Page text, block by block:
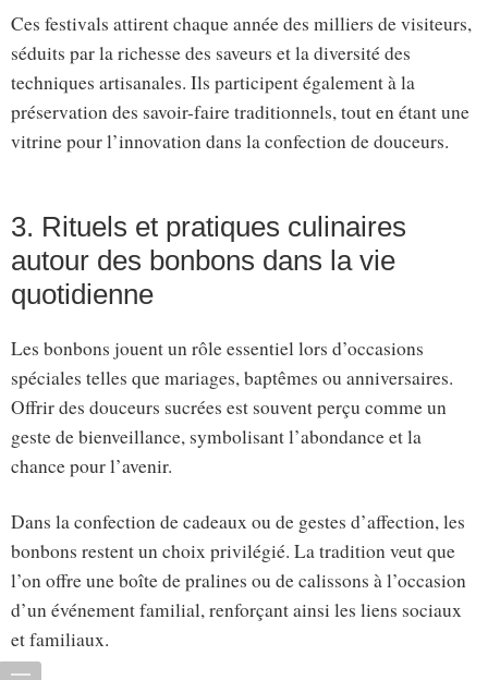
Ces festivals attirent chaque année des milliers de visiteurs,
séduits par la richesse des saveurs et la diversité des
techniques artisanales. Ils participent également à la
préservation des savoir-faire traditionnels, tout en étant une
vitrine pour l’innovation dans la confection de douceurs.
3. Rituels et pratiques culinaires
autour des bonbons dans la vie
quotidienne
Les bonbons jouent un rôle essentiel lors d’occasions
spéciales telles que mariages, baptêmes ou anniversaires.
Offrir des douceurs sucrées est souvent perçu comme un
geste de bienveillance, symbolisant l’abondance et la
chance pour l’avenir.
Dans la confection de cadeaux ou de gestes d’affection, les
bonbons restent un choix privilégié. La tradition veut que
l’on offre une boîte de pralines ou de calissons à l’occasion
d’un événement familial, renforçant ainsi les liens sociaux
et familiaux.